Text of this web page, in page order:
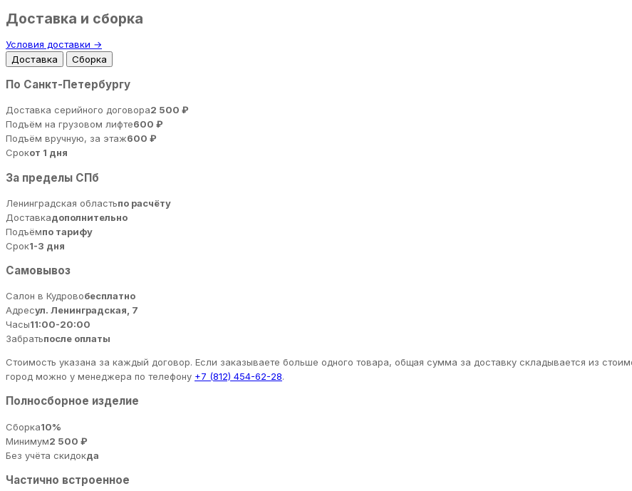
Доставка и сборка
Условия доставки →
Доставка
Сборка
По Санкт-Петербургу
Доставка серийного договора2 500 ₽
Подъём на грузовом лифте600 ₽
Подъём вручную, за этаж600 ₽
Срокот 1 дня
За пределы СПб
Ленинградская областьпо расчёту
Доставкадополнительно
Подъёмпо тарифу
Срок1-3 дня
Самовывоз
Салон в Кудровобесплатно
Адресул. Ленинградская, 7
Часы11:00-20:00
Забратьпосле оплаты
Стоимость указана за каждый договор. Если заказываете больше одного товара, общая сумма за доставку складывается из
город можно у менеджера по телефону +7 (812) 454-62-28.
Полносборное изделие
Сборка10%
Минимум2 500 ₽
Без учёта скидокда
Частично встроенное